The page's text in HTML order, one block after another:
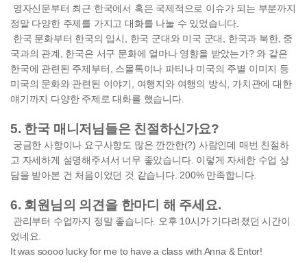
영자신문부터 최근 한국에서 혹은 국제적으로 이슈가 되는 부분까지
정말 다양한 주제를 가지고 대화를 나눌 수 있었습니다.
한국 문화부터 한국의 입시, 한국 군대와 미국 군대, 한국과 북한, 중
국과의 관계, 한국은 서구 문화에 얼마나 영향을 받았는가? 와 같은
한국에 관련된 주제부터, 스몰톡이나 파티나 미국의 주별 이미지 등
미국의 문화와 관련된 이야기, 여행지와 여행의 방식, 가치관에 대한
얘기까지 다양한 주제로 대화를 했습니다.
5. 한국 매니저님들은 친절하신가요?
궁금한 사항이나 요구사항도 많은 깐깐한(?) 사람인데 매번 친절하
고 자세하게 설명해주셔서 너무 좋았습니다. 이렇게 자세한 수업 상
담을 받아본 건 처음이었던 것 같습니다. 200% 만족합니다.
6. 회원님의 의견을 한마디 해 주세요.
관리부터 수업까지 정말 좋습니다. 오후 10시가 기다려졌던 시간이
었네요.
It was soooo lucky for me to have a class with Anna & Entor!